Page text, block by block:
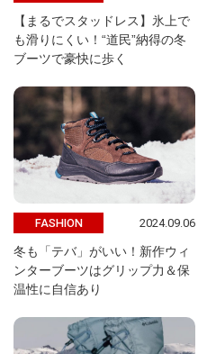
【まるでスタッドレス】氷上で
も滑りにくい！“道民”納得の冬
ブーツで豪快に歩く
FASHION 2024.09.06
冬も「テバ」がいい！新作ウィ
ンターブーツはグリップ力＆保
温性に自信あり